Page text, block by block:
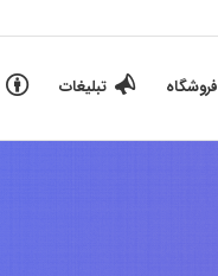
فروشگاه تبلیغات